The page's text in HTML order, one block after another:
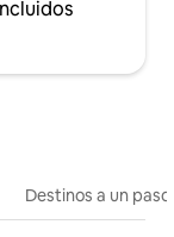
Destinos a un